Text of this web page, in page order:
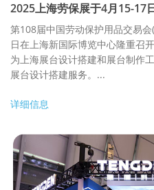
2025上海劳保展于4月15-17
第108届中国劳动保护用品交易
日在上海新国际博览中心隆重召
为上海展台设计搭建和展台制作
展台设计搭建服务。...
详细信息